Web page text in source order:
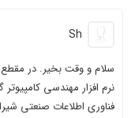
Sh
سلام و وقت بخیر. در
نرم افزار مهندسی
فناوری اطلاعات صنعتی